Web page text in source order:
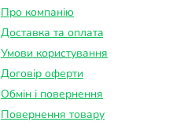
Про компанію
Доставка та оплатa
Умови користування
Договір оферти
Обмін і повернення
Повернення товару